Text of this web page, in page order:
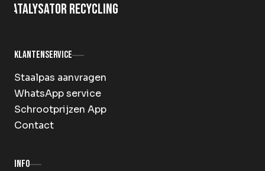
Katalysator recycling
Klantenservice
Staalpas aanvragen
WhatsApp service
Schrootprijzen App
Contact
Info